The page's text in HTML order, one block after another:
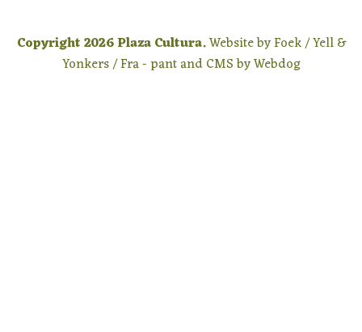
Copyright2026Plaza Cultura.Website by Foek / Yell &
Yonkers / Fra - pant and CMS byWebdog